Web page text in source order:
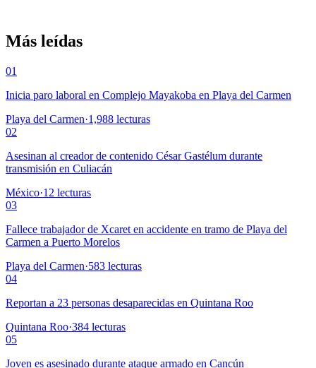
Más leídas
01
Inicia paro laboral en Complejo Mayakoba en Playa del Carmen
Playa del Carmen·1,988 lecturas
02
Asesinan al creador de contenido César Gastélum durante
transmisión en Culiacán
México·12 lecturas
03
Fallece trabajador de Xcaret en accidente en tramo de Playa del
Carmen a Puerto Morelos
Playa del Carmen·583 lecturas
04
Reportan a 23 personas desaparecidas en Quintana Roo
Quintana Roo·384 lecturas
05
Joven es asesinado durante ataque armado en Cancún